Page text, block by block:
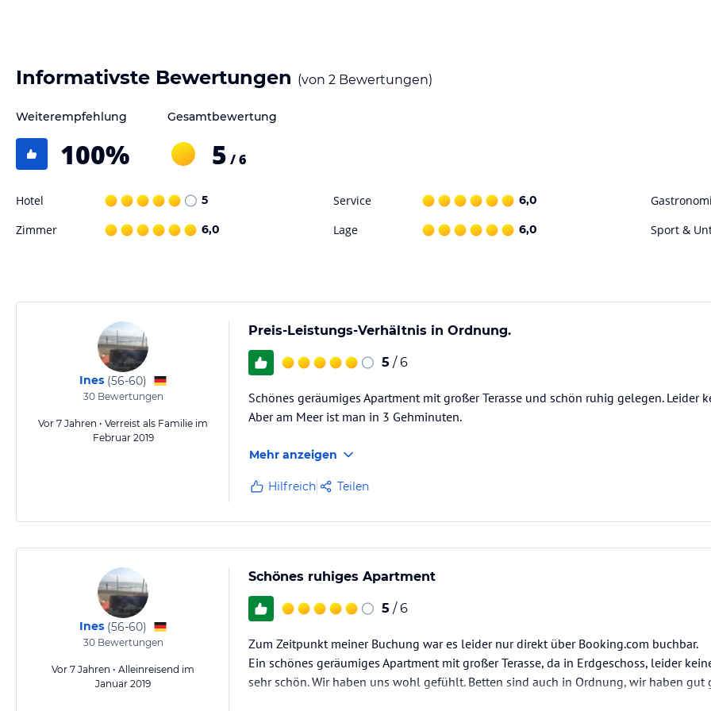
Informativste Bewertungen (von 2 Bewertungen)
Weiterempfehlung
100%
Gesamtbewertung
5 / 6
Hotel 5 Service 6,0
Zimmer 6,0 Lage 6,0 Sport &
Ines (56-60)
30Bewertungen
Vor 7 Jahren • Verreist als Familie im
Februar 2019
Preis-Leistungs-Verhältnis in Ordnung.
5 / 6
Schönes geräumiges Apartment mit großer Terasse und schön ruhig gelegen. Leider
Aber am Meer ist man in 3 Gehminuten.
Mehr anzeigen
Hilfreich Teilen
Ines (56-60)
30Bewertungen
Vor 7 Jahren • Alleinreisend im
Januar 2019
Schönes ruhiges Apartment
5 / 6
Zum Zeitpunkt meiner Buchung war es leider nur direkt über Booking.com buchbar.
Ein schönes geräumiges Apartment mit großer Terasse, da in Erdgeschoss, leider
sehr schön. Wir haben uns wohl gefühlt. Betten sind auch in Ordnung, wir haben gut